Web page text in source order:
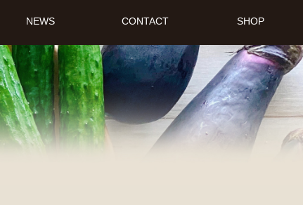
NEWS CONTACT SHOP